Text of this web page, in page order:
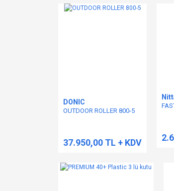
DONIC
OUTDOOR ROLLER 800-5
37.950,00 TL + KDV